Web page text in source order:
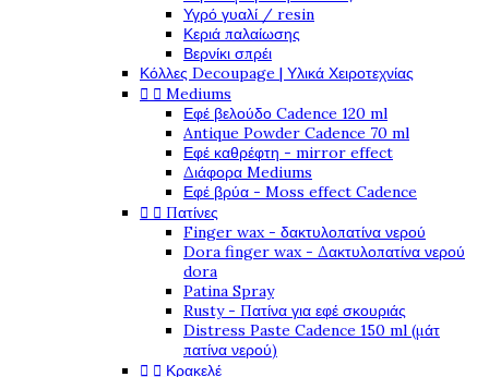
Υγρό γυαλί / resin
Κεριά παλαίωσης
Βερνίκι σπρέι
Κόλλες Decoupage | Υλικά Χειροτεχνίας
  Mediums
Εφέ βελούδο Cadence 120 ml
Antique Powder Cadence 70 ml
Εφέ καθρέφτη - mirror effect
Διάφορα Mediums
Εφέ βρύα - Moss effect Cadence
  Πατίνες
Finger wax - δακτυλοπατίνα νερού
Dora finger wax - Δακτυλοπατίνα νερού
dora
Patina Spray
Rusty - Πατίνα για εφέ σκουριάς
Distress Paste Cadence 150 ml (μάτ
πατίνα νερού)
  Κρακελέ